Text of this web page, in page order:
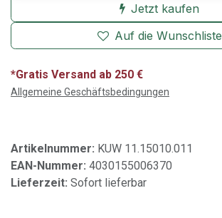
Jetzt kaufen
Auf die Wunschliste
*Gratis Versand ab 250 €
Allgemeine Geschäftsbedingungen
Artikelnummer: KUW 11.15010.011
EAN-Nummer: 4030155006370
Lieferzeit: Sofort lieferbar